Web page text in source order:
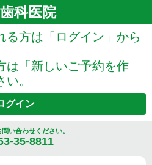
科医院
い合わせください。
35-8811
る方は「ログイン」から
は「新しいご予約を作
。
グイン